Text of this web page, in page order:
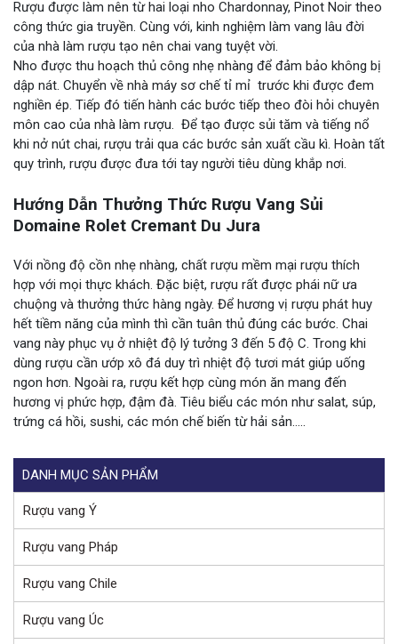
Rượu được làm nên từ hai loại nho Chardonnay, Pinot Noir theo
công thức gia truyền. Cùng với, kinh nghiệm làm vang lâu đời
của nhà làm rượu tạo nên chai vang tuyệt vời.
Nho được thu hoạch thủ công nhẹ nhàng để đảm bảo không bị
dập nát. Chuyển về nhà máy sơ chế tỉ mỉ trước khi được đem
nghiền ép. Tiếp đó tiến hành các bước tiếp theo đòi hỏi chuyên
môn cao của nhà làm rượu. Để tạo được sủi tăm và tiếng nổ
khi nở nút chai, rượu trải qua các bước sản xuất cầu kì. Hoàn tất
quy trình, rượu được đưa tới tay người tiêu dùng khắp nơi.
Hướng Dẫn Thưởng Thức Rượu Vang Sủi
Domaine Rolet Cremant Du Jura
Với nồng độ cồn nhẹ nhàng, chất rượu mềm mại rượu thích
hợp với mọi thực khách. Đặc biệt, rượu rất được phái nữ ưa
chuộng và thưởng thức hàng ngày. Để hương vị rượu phát huy
hết tiềm năng của mình thì cần tuân thủ đúng các bước. Chai
vang này phục vụ ở nhiệt độ lý tưởng 3 đến 5 độ C. Trong khi
dùng rượu cần ướp xô đá duy trì nhiệt độ tươi mát giúp uống
ngon hơn. Ngoài ra, rượu kết hợp cùng món ăn mang đến
hương vị phức hợp, đậm đà. Tiêu biểu các món như salat, súp,
trứng cá hồi, sushi, các món chế biến từ hải sản…..
DANH MỤC SẢN PHẨM
Rượu vang Ý
Rượu vang Pháp
Rượu vang Chile
Rượu vang Úc